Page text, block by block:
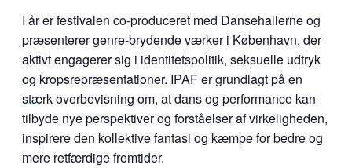
I år er festivalen co-produceret med Dansehallerne og
præsenterer genre-brydende værker i København, der
aktivt engagerer sig i identitetspolitik, seksuelle udtryk
og kropsrepræsentationer. IPAF er grundlagt på en
stærk overbevisning om, at dans og performance kan
tilbyde nye perspektiver og forståelser af virkeligheden,
inspirere den kollektive fantasi og kæmpe for bedre og
mere retfærdige fremtider.